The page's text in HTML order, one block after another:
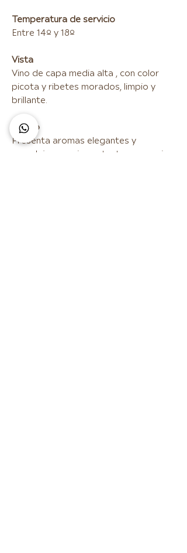
Temperatura de servicio
Entre 14º y 18º
Vista
Vino de capa media alta , con color
picota y ribetes morados, limpio y
brillante.
Olfato
Presenta aromas elegantes y
complejos, con importante presencia